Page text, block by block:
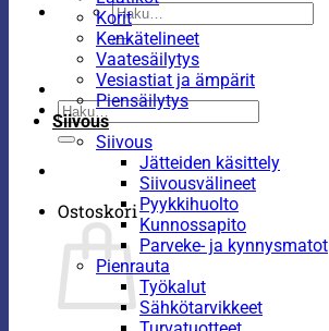
Etsi:
Etsi:
Ostoskori
Korit
Kenkätelineet
Vaatesäilytys
Vesiastiat ja ämpärit
Piensäilytys
Siivous
Siivous
Jätteiden käsittely
Siivousvälineet
Pyykkihuolto
Kunnossapito
Parveke- ja kynnysmatot
Pienrauta
Työkalut
Sähkötarvikkeet